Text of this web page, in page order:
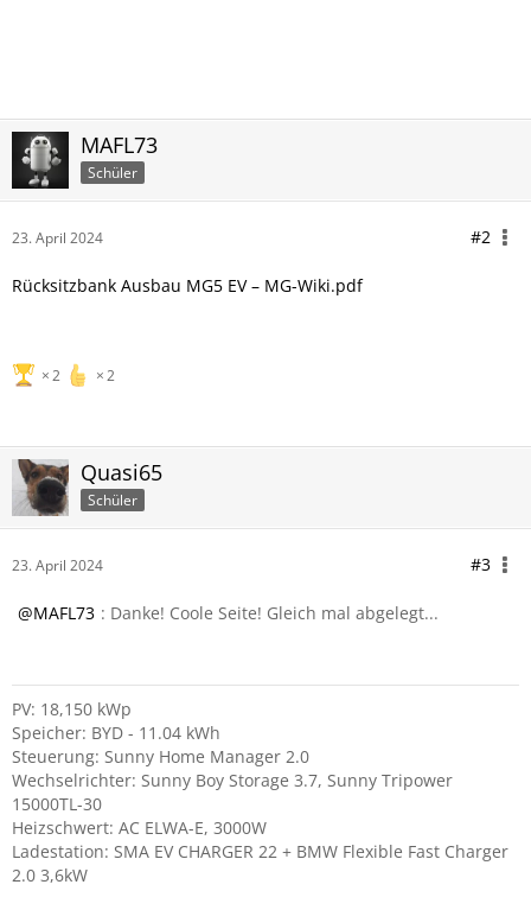
MAFL73
Schüler
23. April 2024 #2
Rücksitzbank Ausbau MG5 EV – MG-Wiki.pdf
2 2
Quasi65
Schüler
23. April 2024 #3
MAFL73 : Danke! Coole Seite! Gleich mal abgelegt...
PV: 18,150 kWp
Speicher: BYD - 11.04 kWh
Steuerung: Sunny Home Manager 2.0
Wechselrichter: Sunny Boy Storage 3.7, Sunny Tripower
15000TL-30
Heizschwert: AC ELWA-E, 3000W
Ladestation: SMA EV CHARGER 22 + BMW Flexible Fast Charger
2.0 3,6kW